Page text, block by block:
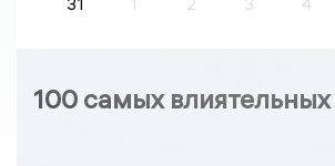
100 самых